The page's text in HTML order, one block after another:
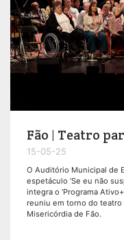
Fão | Teatro
15-05-25
O Auditório Municipal de
espetáculo ‘Se eu não
integra o ‘Programa
reuniu em torno do
Misericórdia de Fão.